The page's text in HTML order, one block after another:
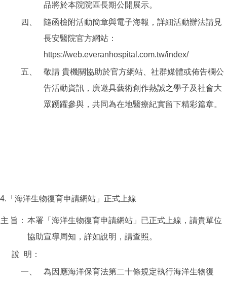
品將於本院院區長期公開展示。
四、
隨函檢附活動簡章與電子海報，詳細活動辦法請見
長安醫院官方網站：
https://web.everanhospital.com.tw/index/
五、
敬請 貴機關協助於官方網站、社群媒體或佈告欄公
告活動資訊，廣邀具藝術創作熱誠之學子及社會大
眾踴躍參與，共同為在地醫療紀實留下精彩篇章。
4.「海洋生物復育申請網站」正式上線
主 旨： 本署「海洋生物復育申請網站」已正式上線，請貴單位
協助宣導周知，詳如說明，請查照。
說 明：
一、
為因應海洋保育法第二十條規定執行海洋生物復